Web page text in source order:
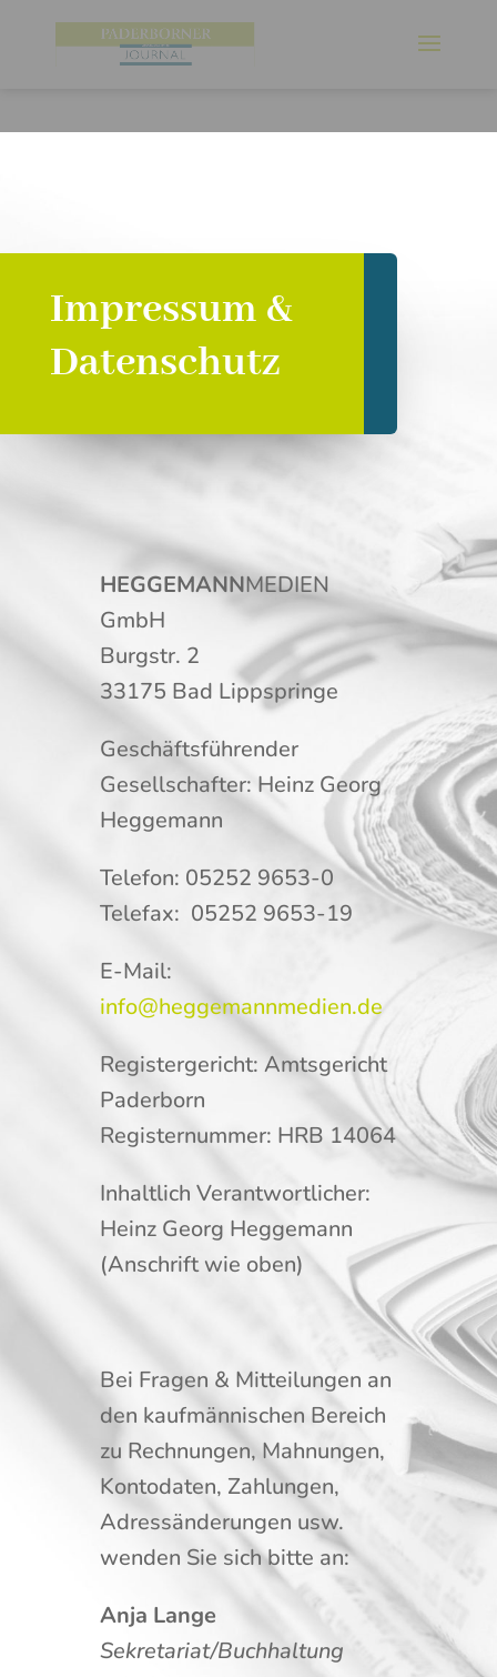
Impressum &
Datenschutz
HEGGEMANNMEDIEN
GmbH
Burgstr. 2
33175 Bad Lippspringe
Geschäftsführender
Gesellschafter: Heinz Georg
Heggemann
Telefon: 05252 9653-0
Telefax: 05252 9653-19
E-Mail:
info@heggemannmedien.de
Registergericht: Amtsgericht
Paderborn
Registernummer: HRB 14064
Inhaltlich Verantwortlicher:
Heinz Georg Heggemann
(Anschrift wie oben)
Bei Fragen & Mitteilungen an
den kaufmännischen Bereich
zu Rechnungen, Mahnungen,
Kontodaten, Zahlungen,
Adressänderungen usw.
wenden Sie sich bitte an:
Anja Lange
Sekretariat/Buchhaltung